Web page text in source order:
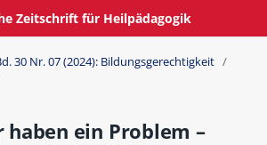
Zeitschrift für Heilpädagogik
30 Nr. 07 (2024): Bildungsgerechtigkeit /
haben ein Problem –